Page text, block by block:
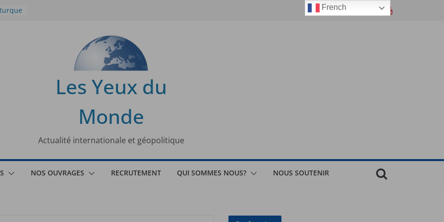
Les Yeux du
Monde
Actualité internationale et géopolitique
NOS OUVRAGES RECRUTEMENT QUI SOMMES NOUS? NOUS SOUTENIR
French